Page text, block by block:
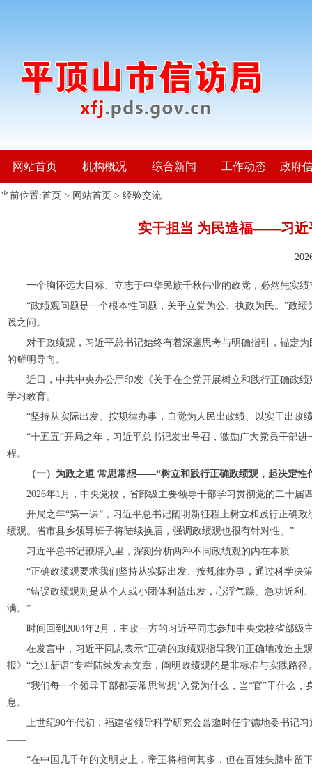
网站首页 机构概况 综合新闻 工作动态 政府
当前位置:首页 > 网站首页 > 经验交流
实干担当 为民造福——习近
一个胸怀远大目标、立志于中华民族千秋伟业的政党，必然凭实绩
“政绩观问题是一个根本性问题，关乎立党为公、执政为民。”政绩
践之问。
对于政绩观，习近平总书记始终有着深邃思考与明确指引，锚定为
的鲜明导向。
近日，中共中央办公厅印发《关于在全党开展树立和践行正确政绩
学习教育。
“坚持从实际出发、按规律办事，自觉为人民出政绩、以实干出政
“十五五”开局之年，习近平总书记发出号召，激励广大党员干部进
程。
（一）为政之道 常思常想——“树立和践行正确政绩观，起决定性
2026年1月，中央党校，省部级主要领导干部学习贯彻党的二十届
开局之年“第一课”，习近平总书记阐明新征程上树立和践行正确政
绩观。省市县乡领导班子将陆续换届，强调政绩观也很有针对性。”
习近平总书记鞭辟入里，深刻分析两种不同政绩观的内在本质——
“正确政绩观要求我们坚持从实际出发、按规律办事，通过科学决
“错误政绩观则是从个人或小团体利益出发，心浮气躁、急功近利、
满。”
时间回到2004年2月，主政一方的习近平同志参加中央党校省部级
在发言中，习近平同志表示“正确的政绩观指导我们正确地改造主
报》“之江新语”专栏陆续发表文章，阐明政绩观的是非标准与实践路径
“我们每一个领导干部都要常思常想‘入党为什么，当“官”干什么，
息。
上世纪90年代初，福建省领导科学研究会曾邀时任宁德地委书记习
——
“在中国几千年的文明史上，帝王将相何其多，但在百姓头脑中留